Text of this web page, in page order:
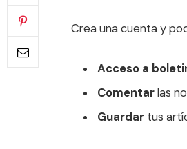
Crea una cuenta y
Acceso a
Comentar las
Guardar tus